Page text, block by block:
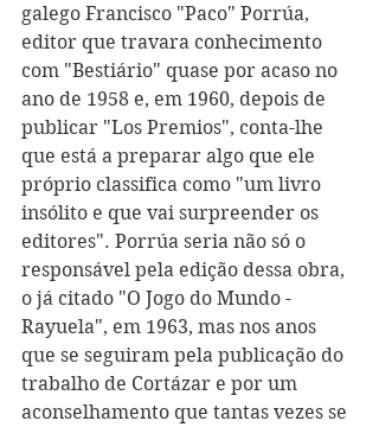
galego Francisco "Paco" Porrúa,
editor que travara conhecimento
com "Bestiário" quase por acaso no
ano de 1958 e, em 1960, depois de
publicar "Los Premios", conta-lhe
que está a preparar algo que ele
próprio classifica como "um livro
insólito e que vai surpreender os
editores". Porrúa seria não só o
responsável pela edição dessa obra,
o já citado "O Jogo do Mundo -
Rayuela", em 1963, mas nos anos
que se seguiram pela publicação do
trabalho de Cortázar e por um
aconselhamento que tantas vezes se